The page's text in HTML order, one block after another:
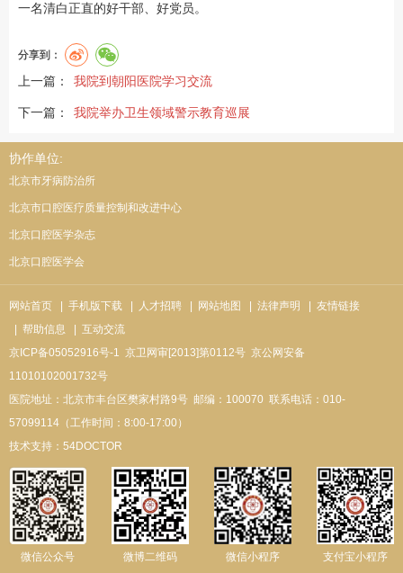
一名清白正直的好干部、好党员。
分享到：
上一篇： 我院到朝阳医院学习交流
下一篇： 我院举办卫生领域警示教育巡展
协作单位:
北京市牙病防治所
北京市口腔医疗质量控制和改进中心
北京口腔医学杂志
北京口腔医学会
网站首页 | 手机版下载 | 人才招聘 | 网站地图 | 法律声明
| 友情链接
| 帮助信息
| 互动交流
京ICP备05052916号-1 京卫网审[2013]第0112号 京公网安备
11010102001732号
医院地址：北京市丰台区樊家村路9号 邮编：100070 联系电话：010-
57099114（工作时间：8:00-17:00）
技术支持： 54DOCTOR
微信公众号 微博二维码 微信小程序 支付宝小程序